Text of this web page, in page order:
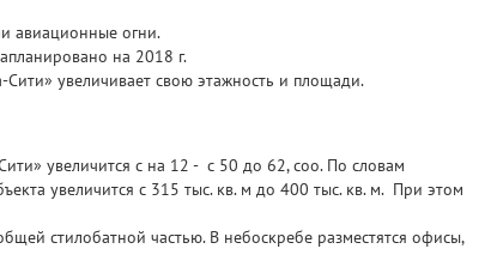
авиационные огни.
на 2018 г.
увеличивает свою этажность и площади.
увеличится с на 12 - с 50 до 62, соо. По словам
увеличится с 315 тыс. кв. м до 400 тыс. кв. м. При этом
стилобатной частью. В небоскребе разместятся офисы,